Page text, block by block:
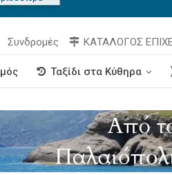
Συνδρομές ΚΑΤΑΛΟΓΟΣ
Ταξίδι στα Κύθηρα